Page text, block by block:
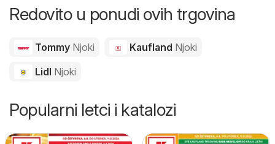
Redovito u ponudi ovih trgovina
Tommy Njoki Kaufland Njoki
Lidl Njoki
Popularni letci i katalozi